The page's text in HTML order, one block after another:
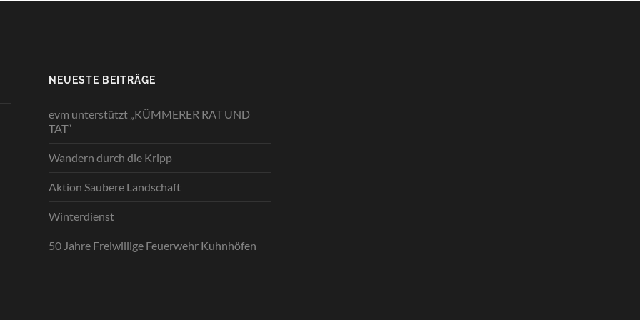
NEUESTE BEITRÄGE
evm unterstützt „KÜMMERER RAT UND
TAT“
Wandern durch die Kripp
Aktion Saubere Landschaft
Winterdienst
50 Jahre Freiwillige Feuerwehr Kuhnhöfen